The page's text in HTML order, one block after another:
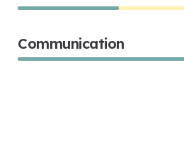
Communication